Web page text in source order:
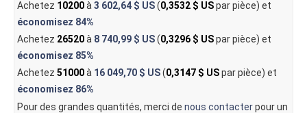
Achetez 10200à 3 602,64 $ US(0,3532 $ USpar pièce) et
économisez 84%
Achetez 26520à 8 740,99 $ US(0,3296 $ USpar pièce) et
économisez 85%
Achetez 51000à 16 049,70 $ US(0,3147 $ USpar pièce) et
économisez 86%
Pour des grandes quantités, merci de nous contacterpour un